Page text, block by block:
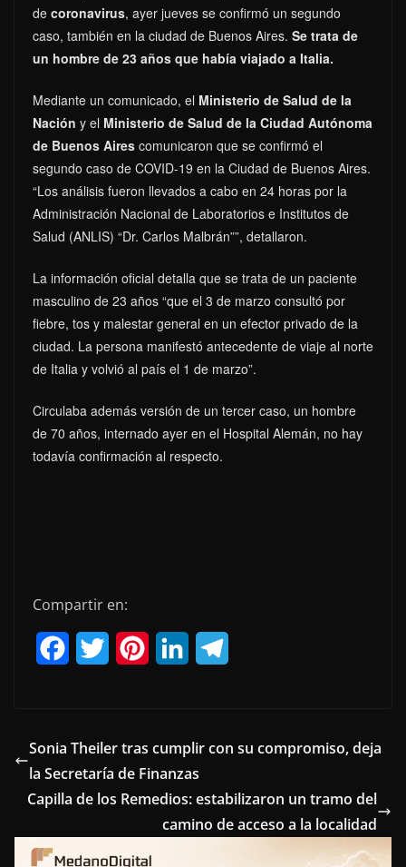
de coronavirus, ayer jueves se confirmó un segundo
caso, también en la ciudad de Buenos Aires. Se trata de
un hombre de 23 años que había viajado a Italia.
Mediante un comunicado, el Ministerio de Salud de la
Nación y el Ministerio de Salud de la Ciudad Autónoma
de Buenos Aires comunicaron que se confirmó el
segundo caso de COVID-19 en la Ciudad de Buenos Aires.
“Los análisis fueron llevados a cabo en 24 horas por la
Administración Nacional de Laboratorios e Institutos de
Salud (ANLIS) “Dr. Carlos Malbrán””, detallaron.
La información oficial detalla que se trata de un paciente
masculino de 23 años “que el 3 de marzo consultó por
fiebre, tos y malestar general en un efector privado de la
ciudad. La persona manifestó antecedente de viaje al norte
de Italia y volvió al país el 1 de marzo”.
Circulaba además versión de un tercer caso, un hombre
de 70 años, internado ayer en el Hospital Alemán, no hay
todavía confirmación al respecto.
Compartir en:
e
b
o
o
t
t
e
r
t
e
r
e
k
e
d
I
e
r
a
Sonia Theiler tras cumplir con su compromiso, deja
la Secretaría de Finanzas
Capilla de los Remedios: estabilizaron un tramo del
camino de acceso a la localidad